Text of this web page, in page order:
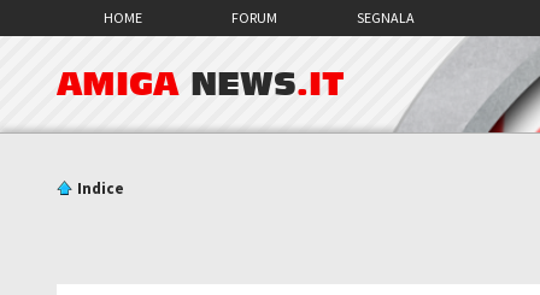
HOME FORUM SEGNALA
AMIGA NEWS.IT
Indice